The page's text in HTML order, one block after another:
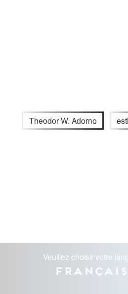
Theodor W. Adorno
Veuillez choisir votre
Français